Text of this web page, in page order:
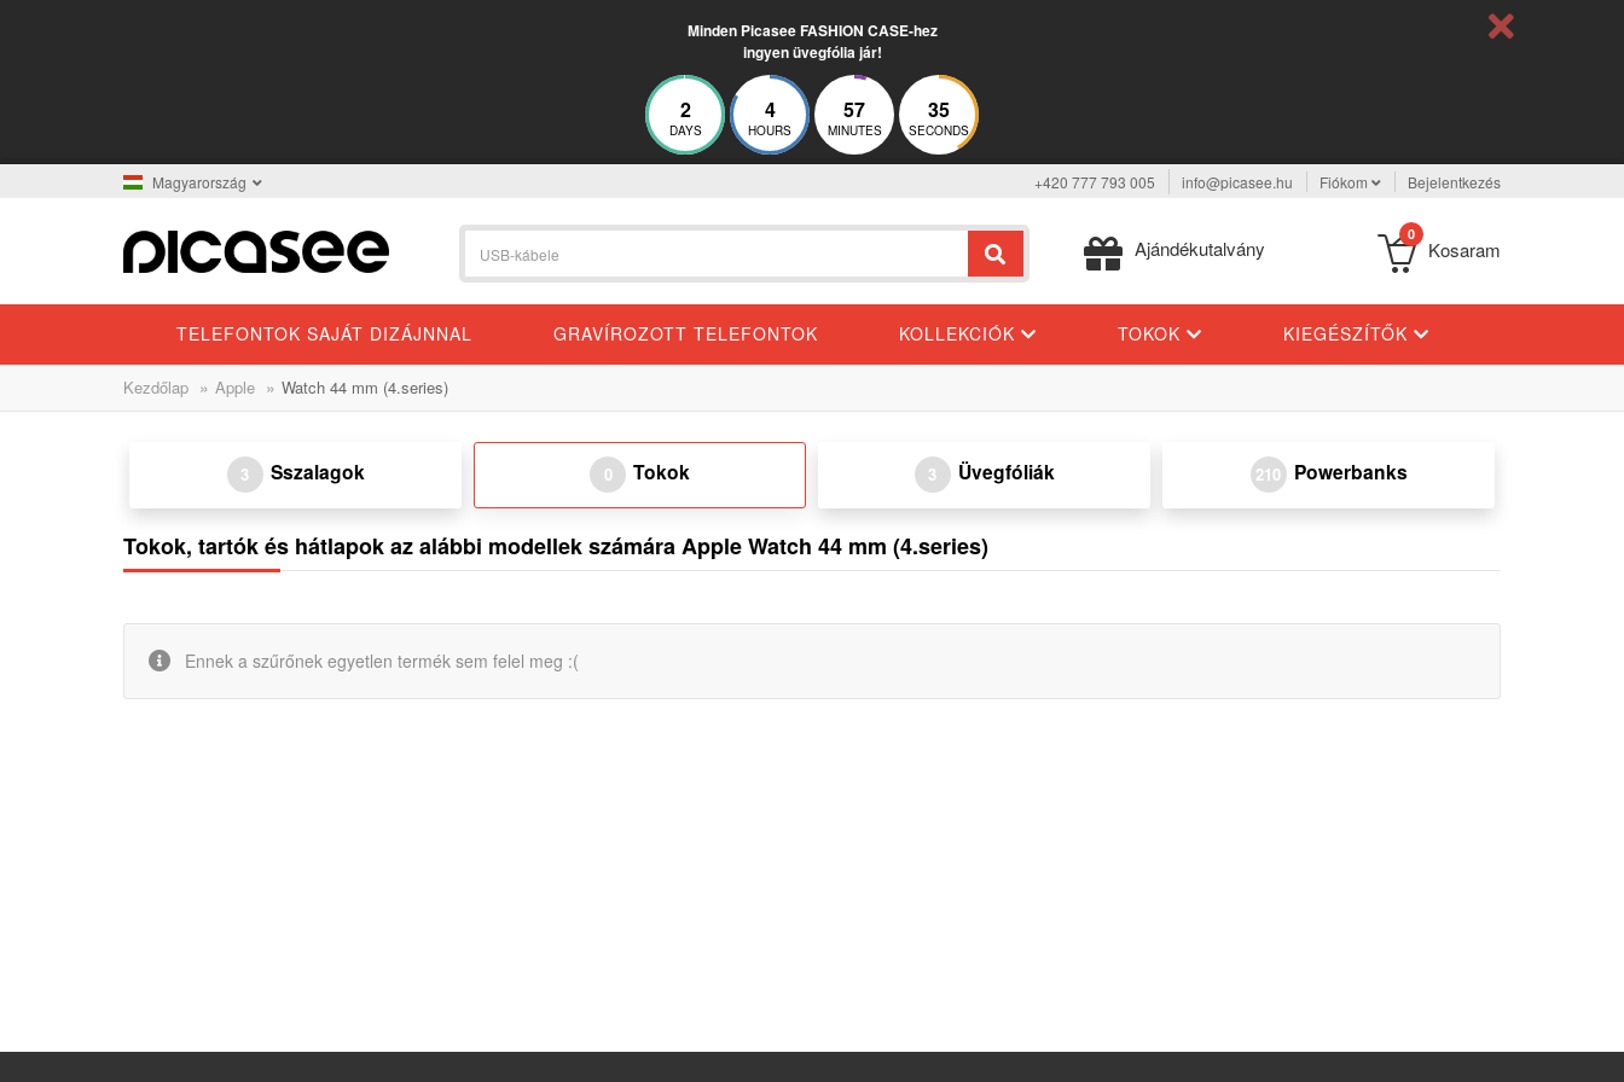
Minden Picasee FASHION CASE-hez
ingyen üvegfólia jár!
2
DAYS
4
HOURS
57
MINUTES
35
SECONDS
Magyarország +420 777 793 005 info@picasee.hu Fiókom Bejelentkezés
Ajándékutalvány
0
Kosaram
TELEFONTOK SAJÁT DIZÁJNNAL GRAVÍROZOTT TELEFONTOK KOLLEKCIÓK TOKOK KIEGÉSZÍTŐK
Kezdőlap » Apple » Watch 44 mm (4.series)
3 Sszalagok 0 Tokok 3 Üvegfóliák 210 Powerbanks
Tokok, tartók és hátlapok az alábbi modellek számára Apple Watch 44 mm (4.series)
Ennek a szűrőnek egyetlen termék sem felel meg :(